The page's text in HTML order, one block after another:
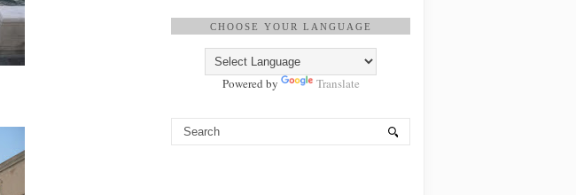
CHOOSE YOUR LANGUAGE
Powered by Translate